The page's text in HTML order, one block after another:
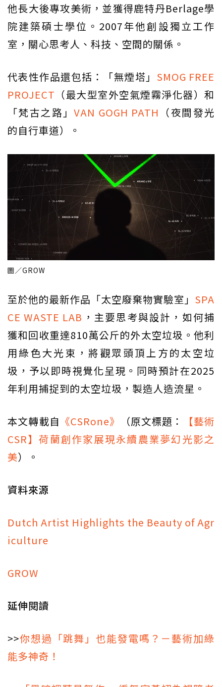
他長大後專攻美術，並獲得鹿特丹Berlage學
院建築碩士學位。2007年他創設獨立工作
室，關心思考人、科技、空間的關係。
代表性作品還包括：「無煙塔」 SMOG FREE
PROJECT （最大型室外空氣煙霧淨化器）和
「梵古之路」VAN GOGH PATH
（夜間發光
的自行車道）。
圖／GROW
至於他的最新作品「太空廢棄物實驗室」 SPA
CE WASTE LAB ，主要思考與設計，如何捕
獲和回收重達810萬公斤的外太空垃圾。他利
用綠色大光束，將觀眾頭頂上方的太空垃
圾，予以即時視覺化呈現。同時預計在2025
年利用捕捉到的太空垃圾，製造人造流星。
本文轉載自 《CSRone》 （原文標題：
【藝術
CSR】荷蘭創作家展現永續農業夢幻光影之
美）。
資料來源
Dutch Artist Highlights the Beauty of Agr
iculture
GROW
延伸閱讀
>>你想過「跳舞」也能發電嗎？－藝術加綠
能多神奇！